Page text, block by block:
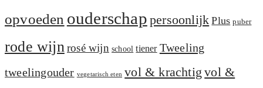
opvoeden ouderschap persoonlijk Plus puber
rode wijn rosé wijn school tiener Tweeling
tweelingouder vegetarisch eten vol & krachtig vol &